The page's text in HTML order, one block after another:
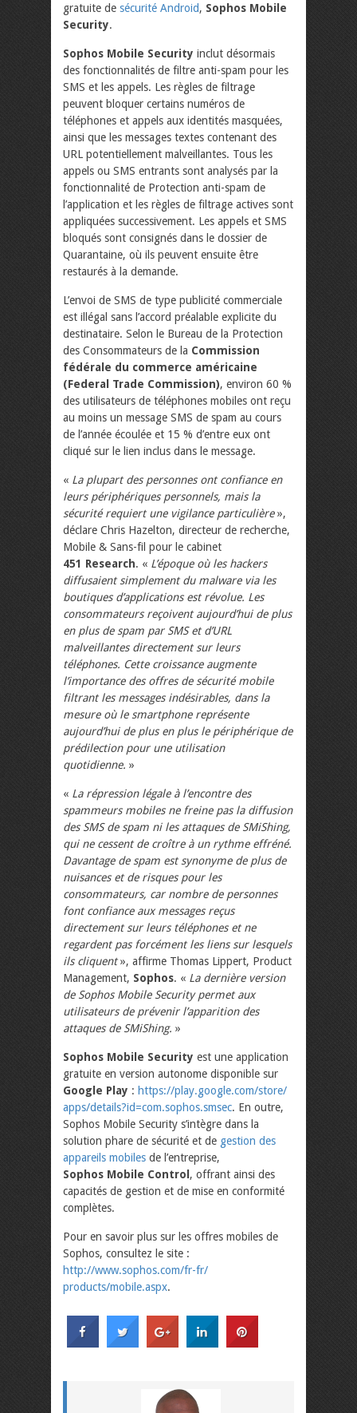
gratuite de sécurité Android, Sophos Mobile
Security.
Sophos Mobile Security inclut désormais
des fonctionnalités de filtre anti-spam pour les
SMS et les appels. Les règles de filtrage
peuvent bloquer certains numéros de
téléphones et appels aux identités masquées,
ainsi que les messages textes contenant des
URL potentiellement malveillantes. Tous les
appels ou SMS entrants sont analysés par la
fonctionnalité de Protection anti-spam de
l’application et les règles de filtrage actives sont
appliquées successivement. Les appels et SMS
bloqués sont consignés dans le dossier de
Quarantaine, où ils peuvent ensuite être
restaurés à la demande.
L’envoi de SMS de type publicité commerciale
est illégal sans l’accord préalable explicite du
destinataire. Selon le Bureau de la Protection
des Consommateurs de la Commission
fédérale du commerce américaine
(Federal Trade Commission), environ 60 %
des utilisateurs de téléphones mobiles ont reçu
au moins un message SMS de spam au cours
de l’année écoulée et 15 % d’entre eux ont
cliqué sur le lien inclus dans le message.
« La plupart des personnes ont confiance en
leurs périphériques personnels, mais la
sécurité requiert une vigilance particulière»,
déclare Chris Hazelton, directeur de recherche,
Mobile & Sans-fil pour le cabinet
451 Research. « L’époque où les hackers
diffusaient simplement du malware via les
boutiques d’applications est révolue. Les
consommateurs reçoivent aujourd’hui de plus
en plus de spam par SMS et d’URL
malveillantes directement sur leurs
téléphones. Cette croissance augmente
l’importance des offres de sécurité mobile
filtrant les messages indésirables, dans la
mesure où le smartphone représente
aujourd’hui de plus en plus le périphérique de
prédilection pour une utilisation
quotidienne. »
« La répression légale à l’encontre des
spammeurs mobiles ne freine pas la diffusion
des SMS de spam ni les attaques de SMiShing,
qui ne cessent de croître à un rythme effréné.
Davantage de spam est synonyme de plus de
nuisances et de risques pour les
consommateurs, car nombre de personnes
font confiance aux messages reçus
directement sur leurs téléphones et ne
regardent pas forcément les liens sur lesquels
ils cliquent», affirme Thomas Lippert, Product
Management, Sophos. « La dernière version
de Sophos Mobile Security permet aux
utilisateurs de prévenir l’apparition des
attaques de SMiShing. »
Sophos Mobile Security est une application
gratuite en version autonome disponible sur
Google Play : https://play.google.com/store/
apps/details?id=com.sophos.smsec. En outre,
Sophos Mobile Security s’intègre dans la
solution phare de sécurité et de gestion des
appareils mobiles de l’entreprise,
Sophos Mobile Control , offrant ainsi des
capacités de gestion et de mise en conformité
complètes.
Pour en savoir plus sur les offres mobiles de
Sophos, consultez le site :
http://www.sophos.com/fr-fr/
products/mobile.aspx.